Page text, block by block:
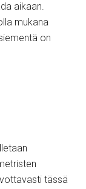
aikaan.
mukana
on
tässä